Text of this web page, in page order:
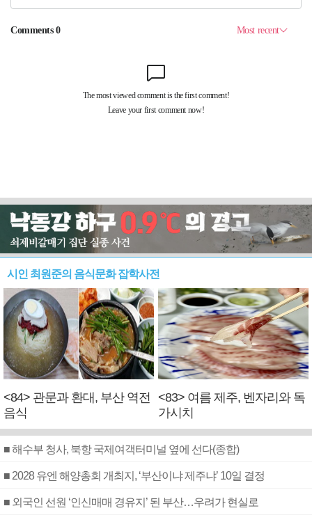
시인 최원준의 음식문화 잡학사전
<84> 관문과 환대, 부산 역전
음식
<83> 여름 제주, 벤자리와 독
가시치
■ 해수부 청사, 북항 국제여객터미널 옆에 선다(종합)
■ 2028 유엔 해양총회 개최지, ‘부산이냐 제주냐’ 10일 결정
■ 외국인 선원 ‘인신매매 경유지’ 된 부산…우려가 현실로